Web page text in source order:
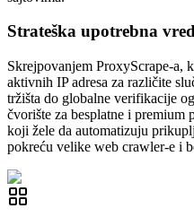
Strateška upotrebna
Skrejpovanjem ProxyScrape-a,
aktivnih IP adresa za različite
tržišta do globalne verifikacije
čvorište za besplatne i premium
koji žele da automatizuju
pokreću velike web crawler-e i